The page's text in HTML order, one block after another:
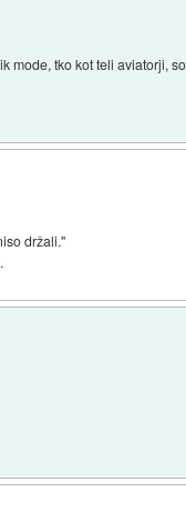
mode, tko kot teli aviatorji,
držali."